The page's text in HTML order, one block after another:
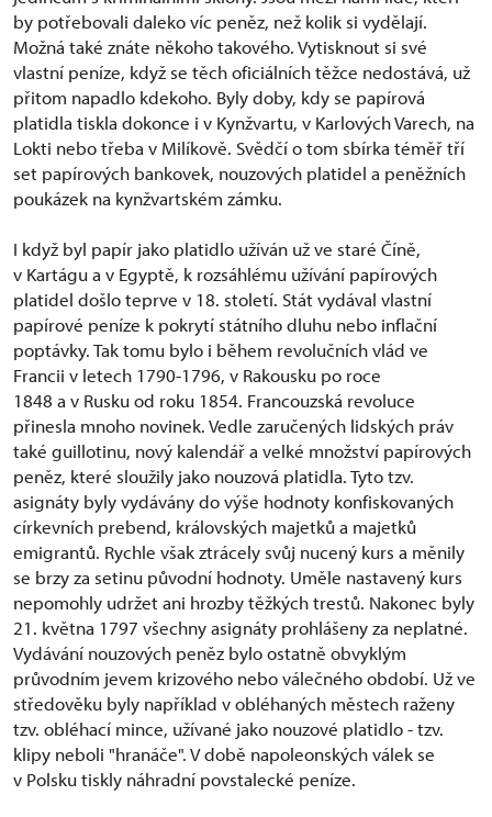
by potřebovali daleko víc peněz, než kolik si vydělají.
Možná také znáte někoho takového. Vytisknout si své
vlastní peníze, když se těch oficiálních těžce nedostává, už
přitom napadlo kdekoho. Byly doby, kdy se papírová
platidla tiskla dokonce i v Kynžvartu, v Karlových Varech, na
Lokti nebo třeba v Milíkově. Svědčí o tom sbírka téměř tří
set papírových bankovek, nouzových platidel a peněžních
poukázek na kynžvartském zámku.
I když byl papír jako platidlo užíván už ve staré Číně,
v Kartágu a v Egyptě, k rozsáhlému užívání papírových
platidel došlo teprve v 18. století. Stát vydával vlastní
papírové peníze k pokrytí státního dluhu nebo inflační
poptávky. Tak tomu bylo i během revolučních vlád ve
Francii v letech 1790-1796, v Rakousku po roce
1848 a v Rusku od roku 1854. Francouzská revoluce
přinesla mnoho novinek. Vedle zaručených lidských práv
také guillotinu, nový kalendář a velké množství papírových
peněz, které sloužily jako nouzová platidla. Tyto tzv.
asignáty byly vydávány do výše hodnoty konfiskovaných
církevních prebend, královských majetků a majetků
emigrantů. Rychle však ztrácely svůj nucený kurs a měnily
se brzy za setinu původní hodnoty. Uměle nastavený kurs
nepomohly udržet ani hrozby těžkých trestů. Nakonec byly
21. května 1797 všechny asignáty prohlášeny za neplatné.
Vydávání nouzových peněz bylo ostatně obvyklým
průvodním jevem krizového nebo válečného období. Už ve
středověku byly například v obléhaných městech raženy
tzv. obléhací mince, užívané jako nouzové platidlo - tzv.
klipy neboli "hranáče". V době napoleonských válek se
v Polsku tiskly náhradní povstalecké peníze.